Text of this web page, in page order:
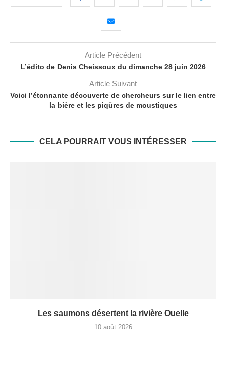
Article Précédent
L’édito de Denis Cheissoux du dimanche 28 juin 2026
Article Suivant
Voici l’étonnante découverte de chercheurs sur le lien entre
la bière et les piqûres de moustiques
CELA POURRAIT VOUS INTÉRESSER
Les saumons désertent la rivière Ouelle
10 août 2026